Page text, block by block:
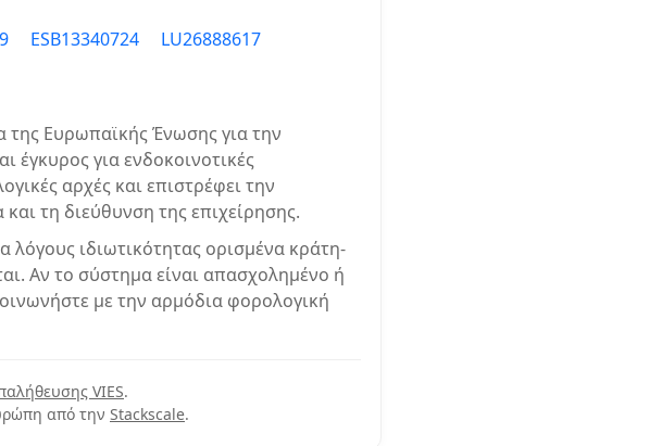
ESB13340724
LU26888617
της Ευρωπαϊκής Ένωσης για την
για ενδοκοινοτικές
αρχές και επιστρέφει την
τη διεύθυνση της επιχείρησης.
λόγους ιδιωτικότητας ορισμένα κράτη-
Αν το σύστημα είναι απασχολημένο ή
με την αρμόδια φορολογική
VIES.
από την Stackscale.